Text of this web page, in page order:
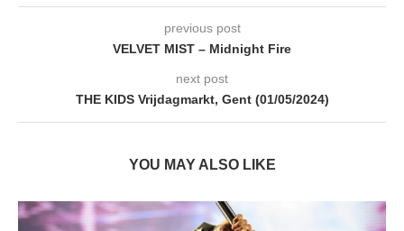
previous post
VELVET MIST – Midnight Fire
next post
THE KIDS Vrijdagmarkt, Gent (01/05/2024)
YOU MAY ALSO LIKE